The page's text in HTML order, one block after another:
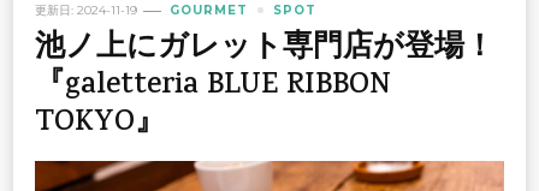
更新日: 2024-11-19 GOURMET SPOT
池ノ上にガレット専門店が登場！
『galetteria BLUE RIBBON
TOKYO』